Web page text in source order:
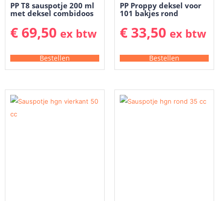
PP T8 sauspotje 200 ml
met deksel combidoos
€ 69,50 ex btw
Bestellen
PP Proppy deksel voor
101 bakjes rond
€ 33,50 ex btw
Bestellen